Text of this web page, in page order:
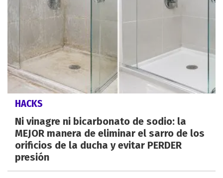
HACKS
Ni vinagre ni bicarbonato de sodio: la
MEJOR manera de eliminar el sarro de los
orificios de la ducha y evitar PERDER
presión